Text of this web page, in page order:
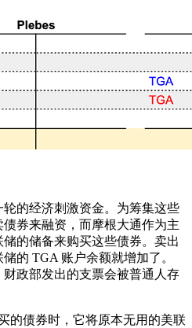
的经济刺激资金。为筹集这些
券来融资，而摩根大通作为主
的储备来购买这些债券。卖出
的 TGA 账户余额就增加了。
政部发出的支票会被普通人存
的债券时，它将原本无用的美联